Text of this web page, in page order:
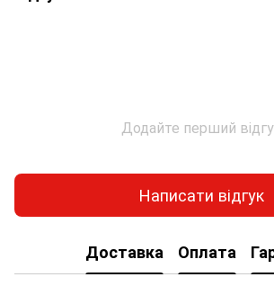
Додайте перший
Написати відгук
Доставка Оплата